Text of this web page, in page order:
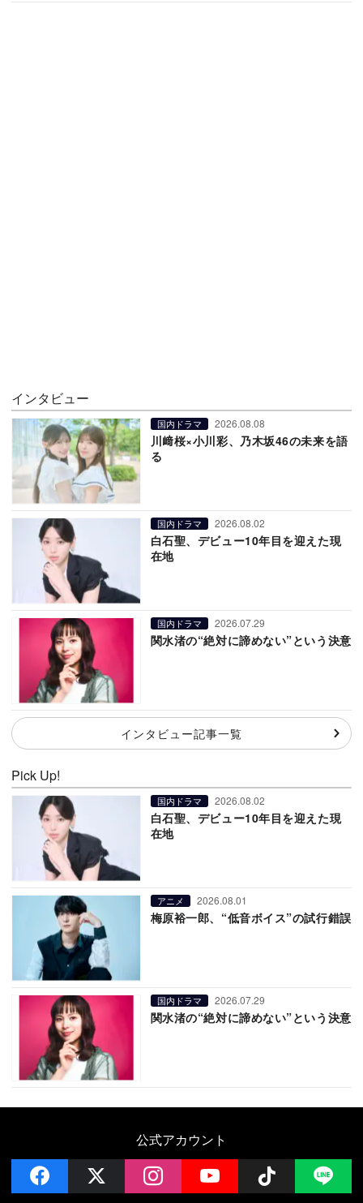
インタビュー
国内ドラマ 2026.08.08
川﨑桜×小川彩、乃木坂46の未来を語
る
国内ドラマ 2026.08.02
白石聖、デビュー10年目を迎えた現
在地
国内ドラマ 2026.07.29
関水渚の“絶対に諦めない”という決意
インタビュー記事一覧
Pick Up!
国内ドラマ 2026.08.02
白石聖、デビュー10年目を迎えた現
在地
アニメ 2026.08.01
梅原裕一郎、“低音ボイス”の試行錯誤
国内ドラマ 2026.07.29
関水渚の“絶対に諦めない”という決意
公式アカウント
facebook instagramYouTube Follow